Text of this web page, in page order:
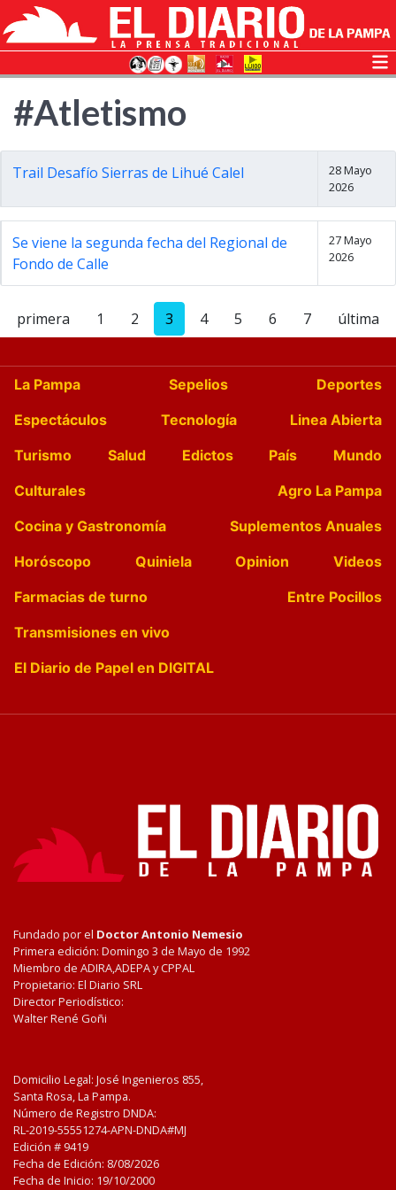
#Atletismo
Trail Desafío Sierras de Lihué Calel
28 Mayo
2026
Se viene la segunda fecha del Regional de
Fondo de Calle
27 Mayo
2026
primera 1 2 3 4 5 6 7 última
La Pampa Sepelios
Deportes
Espectáculos
Tecnología
Linea Abierta
Turismo
Salud Edictos País
Mundo
Culturales
Agro La Pampa
Cocina y Gastronomía
Suplementos Anuales
Horóscopo
Quiniela Opinion
Videos
Farmacias de turno
Entre Pocillos
Transmisiones en vivo
El Diario de Papel en DIGITAL
Fundado por el Doctor Antonio Nemesio
Primera edición: Domingo 3 de Mayo de 1992
Miembro de ADIRA,ADEPA y CPPAL
Propietario: El Diario SRL
Director Periodístico:
Walter René Goñi
Domicilio Legal: José Ingenieros 855,
Santa Rosa, La Pampa.
Número de Registro DNDA:
RL-2019-55551274-APN-DNDA#MJ
Edición # 9419
Fecha de Edición: 8/08/2026
Fecha de Inicio: 19/10/2000